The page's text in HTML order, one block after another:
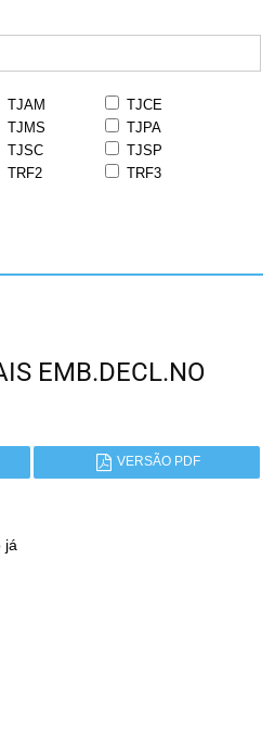
TJAM
TJCE
TJMS
TJPA
TJSC
TJSP
TRF2
TRF3
EMB.DECL.NO
VERSÃO PDF
já